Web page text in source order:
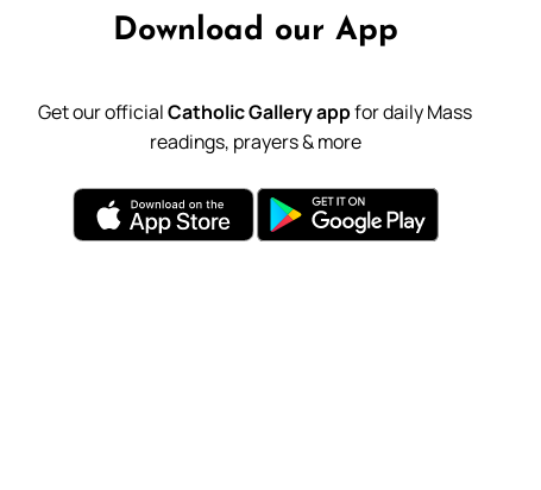
Download our App
Get our officialCatholic Gallery appfor daily Mass
readings, prayers & more